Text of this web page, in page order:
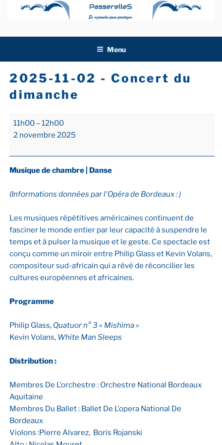
Menu
2025-11-02 - Concert du
dimanche
2025-
11-
-
Concert
dimanche
11h00 –12h00
2 novembre 2025
Musique de chambre | Danse
(Informations données par l'Opéra de Bordeaux : )
Les musiques répétitives américaines continuent de
fasciner le monde entier par leur capacité à suspendre le
temps et à pulser la musique et le geste. Ce spectacle est
conçu comme un miroir entre Philip Glass et Kevin Volans,
compositeur sud-africain qui a rêvé de réconcilier les
cultures européennes et africaines.
Programme
Philip Glass, Quatuor n° 3 « Mishima »
Kevin Volans, White Man Sleeps
Distribution :
Membres De L'orchestre : Orchestre National Bordeaux
Aquitaine
Membres Du Ballet : Ballet De L'opera National De
Bordeaux
Violons :Pierre Alvarez, Boris Rojanski